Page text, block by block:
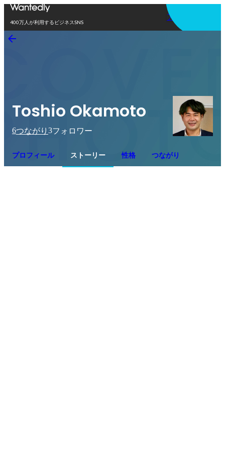
400万人が利用するビジネスSNS
アプリを使う
Toshio Okamoto
6つながり 3フォロワー
プロフィール ストーリー 性格 つながり